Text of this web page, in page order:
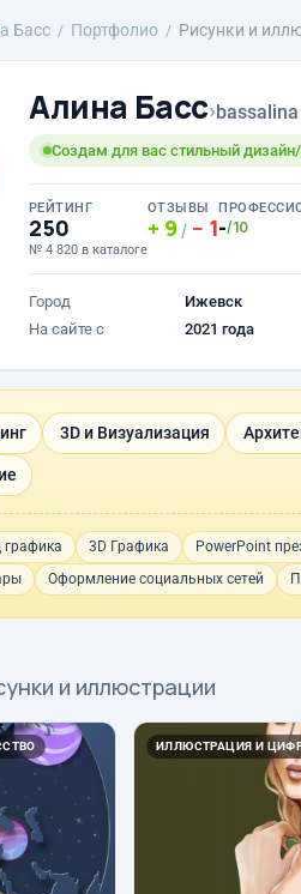
Басс Портфолио Рисунки и
Алина Басс›bassalina
Создам для вас стильный
РЕЙТИНГ
250
№ 4 820 в каталоге
ОТЗЫВЫ
9 / 1-/10
Город
Ижевск
На сайте с
2021 года
3D и Визуализация
графика 3D Графика PowerPoint
Оформление социальных сетей
и иллюстрации
ИЛЛЮСТРАЦИЯ И